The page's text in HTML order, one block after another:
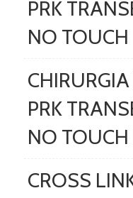
PRK
NO TOUCH
PRK
NO TOUCH
CROSS